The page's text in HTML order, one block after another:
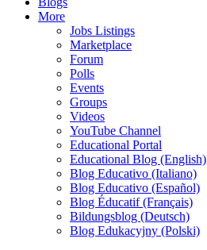
More
Jobs Listings
Marketplace
Forum
Polls
Events
Groups
Videos
YouTube Channel
Educational Portal
Educational Blog (English)
Blog Educativo (Italiano)
Blog Educativo (Español)
Blog Éducatif (Français)
Bildungsblog (Deutsch)
Blog Edukacyjny (Polski)